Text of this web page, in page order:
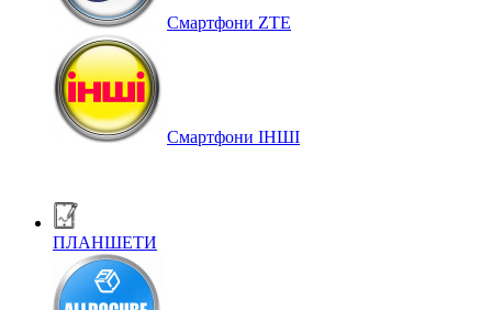
Смартфони ZTE
Смартфони ІНШІ
ПЛАНШЕТИ